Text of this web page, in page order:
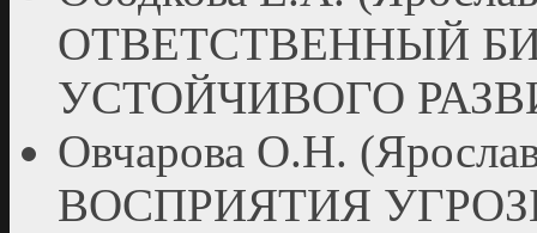
ОТВЕТСТВЕННЫЙ
УСТОЙЧИВОГО
Овчарова О.Н.
ВОСПРИЯТИЯ